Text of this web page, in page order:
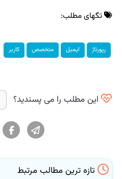
تگهای مطلب:
رپورتاژ ایمیل متخصص كاربر
این مطلب را می پسندید؟
تازه ترین مطالب مرتبط